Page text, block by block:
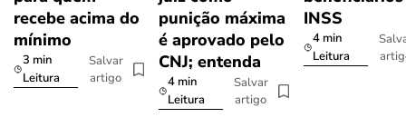
recebe acima do
mínimo
3 min
Leitura
Salvar
artigo
punição máxima
é aprovado pelo
CNJ; entenda
4 min
Leitura
Salvar
artigo
INSS
4 min
Leitura